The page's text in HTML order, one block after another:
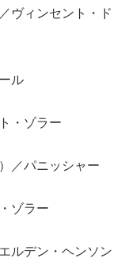
ヴィンセント・ド
ル
・ゾラー
／パニッシャー
ゾラー
ルデン・ヘンソン